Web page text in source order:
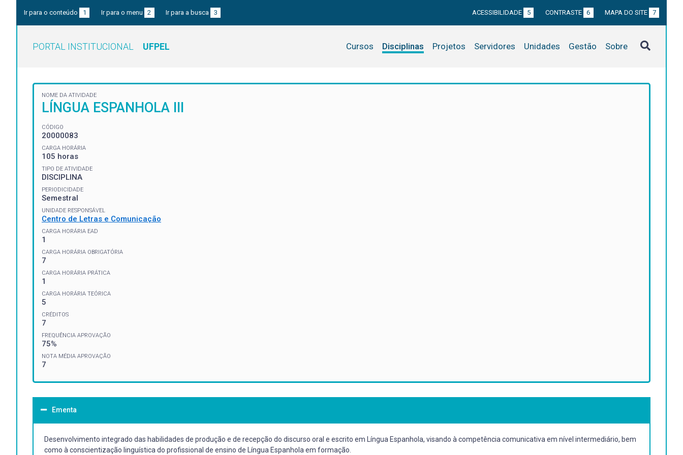
Ir para o conteúdo 1 Ir para o menu 2 Ir para a busca 3 ACESSIBILIDADE 5 CONTRASTE 6 MAPA DO SITE 7
PORTAL INSTITUCIONAL UFPEL Cursos Disciplinas Projetos Servidores Unidades Gestão Sobre
NOME DA ATIVIDADE
LÍNGUA ESPANHOLA III
CÓDIGO
20000083
CARGA HORÁRIA
105 horas
TIPO DE ATIVIDADE
DISCIPLINA
PERIODICIDADE
Semestral
UNIDADE RESPONSÁVEL
Centro de Letras e Comunicação
CARGA HORÁRIA EAD
1
CARGA HORÁRIA OBRIGATÓRIA
7
CARGA HORÁRIA PRÁTICA
1
CARGA HORÁRIA TEÓRICA
5
CRÉDITOS
7
FREQUÊNCIA APROVAÇÃO
75%
NOTA MÉDIA APROVAÇÃO
7
Ementa
Desenvolvimento integrado das habilidades de produção e de recepção do discurso oral e escrito em Língua Espanhola, visando à competência comunicativa em nível intermediário, bem
como à conscientização linguística do profissional de ensino de Língua Espanhola em formação.